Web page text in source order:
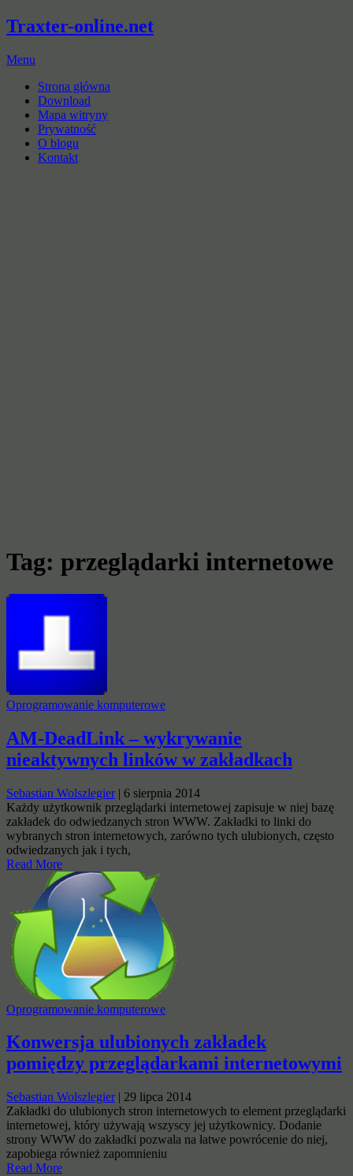
Traxter-online.net
Menu
Strona główna
Download
Mapa witryny
Prywatność
O blogu
Kontakt
Tag: przeglądarki internetowe
Oprogramowanie komputerowe
AM-DeadLink – wykrywanie
nieaktywnych linków w zakładkach
Sebastian Wolszlegier| 6 sierpnia 2014
Każdy użytkownik przeglądarki internetowej zapisuje w niej bazę
zakładek do odwiedzanych stron WWW. Zakładki to linki do
wybranych stron internetowych, zarówno tych ulubionych, często
odwiedzanych jak i tych,
Read More
Oprogramowanie komputerowe
Konwersja ulubionych zakładek
pomiędzy przeglądarkami internetowymi
Sebastian Wolszlegier| 29 lipca 2014
Zakładki do ulubionych stron internetowych to element przeglądarki
internetowej, który używają wszyscy jej użytkownicy. Dodanie
strony WWW do zakładki pozwala na łatwe powrócenie do niej,
zapobiega również zapomnieniu
Read More